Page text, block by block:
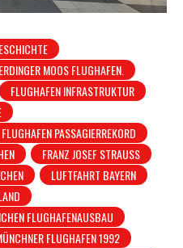
ERDINGER MOOS FLUGHAFEN.
FLUGHAFEN INFRASTRUKTUR
FLUGHAFEN PASSAGIERREKORD
FRANZ JOSEF STRAUSS
LUFTFAHRT BAYERN
FLUGHAFENAUSBAU
FLUGHAFEN 1992